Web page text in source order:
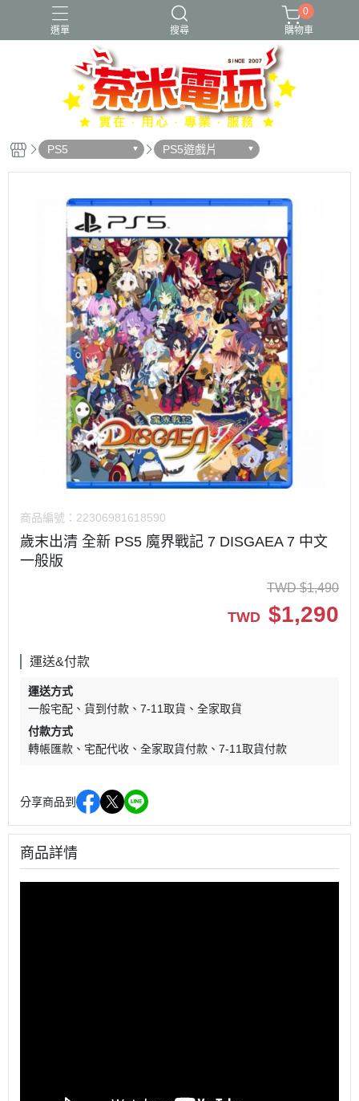
選單 搜尋
0
購物車
PS5 PS5遊戲片
商品編號： 22306981618590
歲末出清 全新 PS5 魔界戰記 7 DISGAEA 7 中文
一般版
TWD $1,490
TWD $1,290
運送&付款
運送方式
一般宅配
貨到付款 7-11取貨
全家取貨
付款方式
轉帳匯款
宅配代收 全家取貨付款 7-11取貨付款
分享商品到
商品詳情